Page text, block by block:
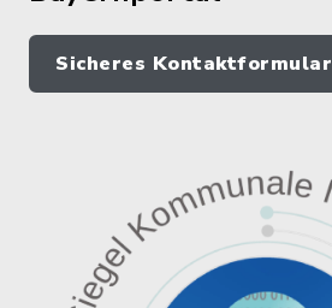
Sicheres Kontaktformular